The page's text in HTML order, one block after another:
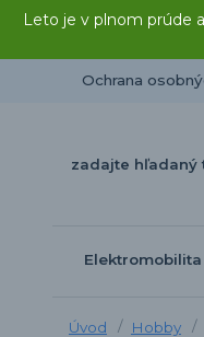
Leto je v plnom prúde
Ochrana
Úvod Hobby